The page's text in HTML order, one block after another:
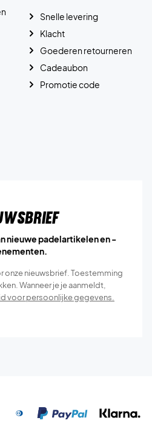
Snelle levering
Klacht
Goederen retourneren
Cadeaubon
Promotie code
nieuwe padelartikelen en -
onze nieuwsbrief. Toestemming
Wanneer je je aanmeldt,
voor persoonlijke gegevens.